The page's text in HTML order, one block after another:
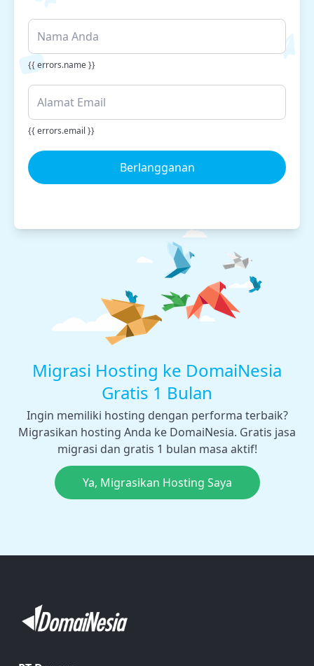
{{ errors.name }}
{{ errors.email }}
Berlangganan
Migrasi Hosting ke DomaiNesia
Gratis 1 Bulan
Ingin memiliki hosting dengan performa terbaik?
Migrasikan hosting Anda ke DomaiNesia. Gratis jasa
migrasi dan gratis 1 bulan masa aktif!
Ya, Migrasikan Hosting Saya